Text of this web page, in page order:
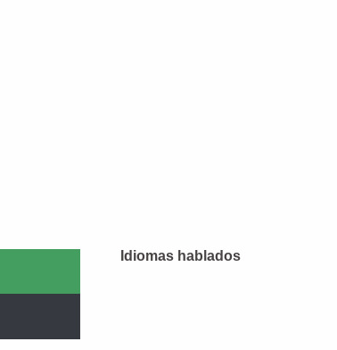
Idiomas hablados
Idiomas hablados